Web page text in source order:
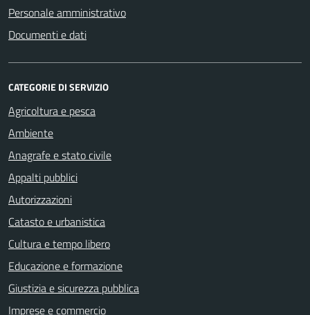
Personale amministrativo
Documenti e dati
CATEGORIE DI SERVIZIO
Agricoltura e pesca
Ambiente
Anagrafe e stato civile
Appalti pubblici
Autorizzazioni
Catasto e urbanistica
Cultura e tempo libero
Educazione e formazione
Giustizia e sicurezza pubblica
Imprese e commercio